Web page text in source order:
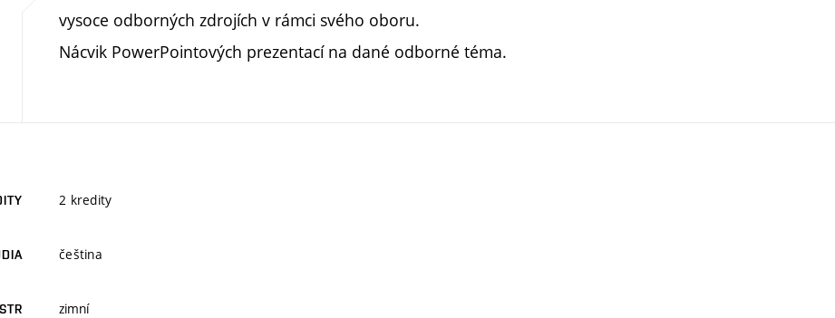
vysoce odborných zdrojích v rámci svého oboru.
Nácvik PowerPointových prezentací na dané odborné téma.
2 kredity
čeština
zimní